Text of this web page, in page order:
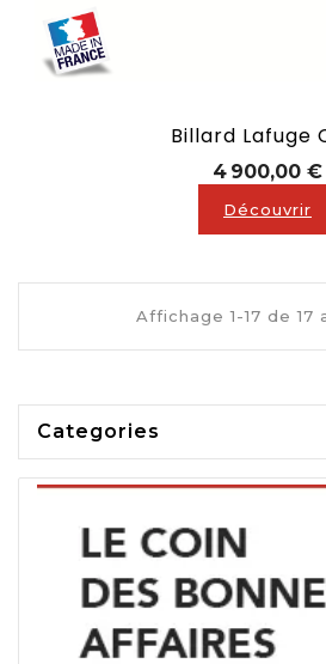
Billard Lafuge
4 900,00 €
Découvrir
Affichage 1-17 de 17
Billard convertible de 3 000
exigence et polyvalence
représentent le cœur de notre
fabriquées en France, dans
matériaux que l'on ne
meilleurs schistes d'Italie,
massif, tapis Simonis 760
Categories